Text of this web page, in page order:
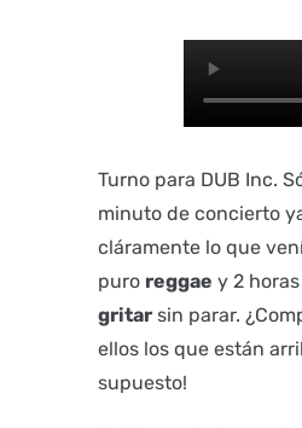
Turno para DUB Inc.
minuto de concierto
cláramente lo que
puro reggae y 2
gritarsin parar.
ellos los que están
supuesto!